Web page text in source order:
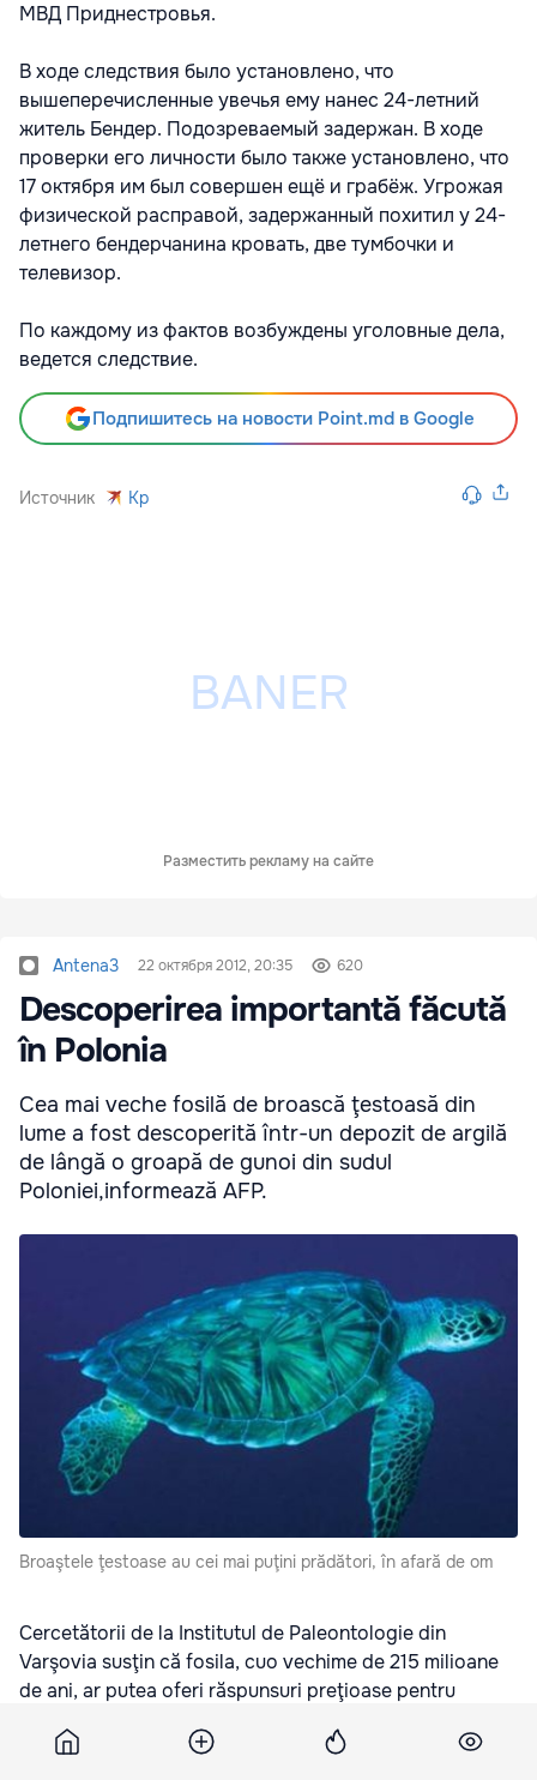
МВД Приднестровья.
В ходе следствия было установлено, что
вышеперечисленные увечья ему нанес 24-летний
житель Бендер. Подозреваемый задержан. В ходе
проверки его личности было также установлено, что
17 октября им был совершен ещё и грабёж. Угрожая
физической расправой, задержанный похитил у 24-
летнего бендерчанина кровать, две тумбочки и
телевизор.
По каждому из фактов возбуждены уголовные дела,
ведется следствие.
Подпишитесь на новости Point.md в Google
Источник Kp
Разместить рекламу на сайте
Antena3 22 октября 2012, 20:35 620
Descoperirea importantă făcută
în Polonia
Cea mai veche fosilă de broască ţestoasă din
lume a fost descoperită într-un depozit de argilă
de lângă o groapă de gunoi din sudul
Poloniei,informează AFP.
Broaştele ţestoase au cei mai puţini prădători, în afară de om
Cercetătorii de la Institutul de Paleontologie din
Varşovia susţin că fosila, cuo vechime de 215 milioane
de ani, ar putea oferi răspunsuri preţioase pentru
venerată până în zilele noastre de multe civilizaţii de pe